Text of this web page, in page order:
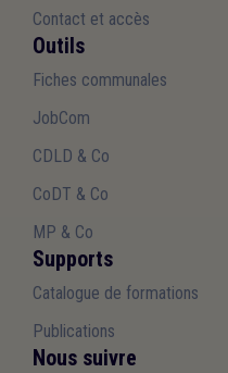
Contact et accès
Outils
Fiches communales
JobCom
CDLD & Co
CoDT & Co
MP & Co
Supports
Catalogue de formations
Publications
Nous suivre